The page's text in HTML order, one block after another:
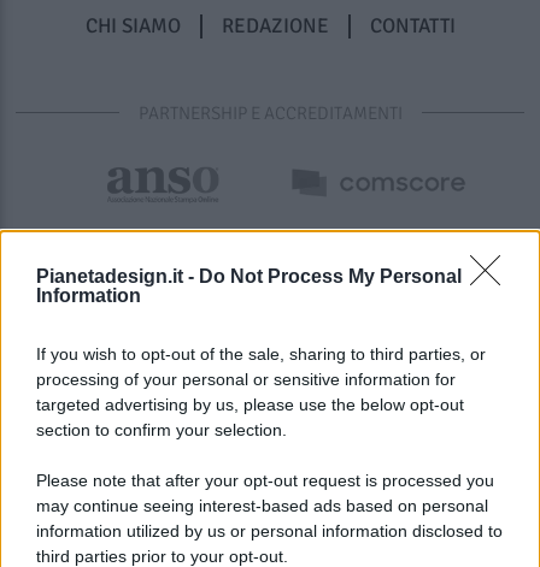
Pianetadesign.it - Do Not Process My Personal
Information
If you wish to opt-out of the sale, sharing to third parties, or
processing of your personal or sensitive information for
targeted advertising by us, please use the below opt-out
section to confirm your selection.
Please note that after your opt-out request is processed you
may continue seeing interest-based ads based on personal
information utilized by us or personal information disclosed to
third parties prior to your opt-out.
CHI SIAMO REDAZIONE CONTATTI
PARTNERSHIP E ACCREDITAMENTI
© 2026 - Pianeta Design - P.IVA 04827280654 - Testata
Registrata Al Tribunale Di Nocera Inferiore N. 8/2020 - RG N.
ISCRIZIONE AL ROC N. 35792 – ISCRITTA ALL’ANSO
(ASSOCIAZIONE NAZIONALE STAMPA ONLINE)